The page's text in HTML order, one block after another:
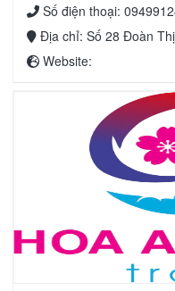
Số điện thoại:
Địa chỉ: Số 28 Đoàn
Website: